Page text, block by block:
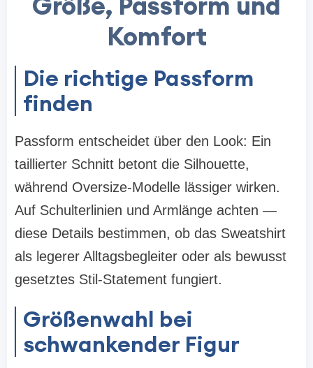
Komfort
Die richtige Passform
finden
Passform entscheidet über den Look: Ein
taillierter Schnitt betont die Silhouette,
während Oversize-Modelle lässiger wirken.
Auf Schulterlinien und Armlänge achten —
diese Details bestimmen, ob das Sweatshirt
als legerer Alltagsbegleiter oder als bewusst
gesetztes Stil-Statement fungiert.
Größenwahl bei
schwankender Figur